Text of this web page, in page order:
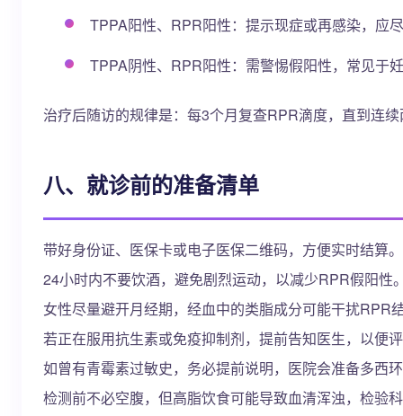
TPPA阳性、RPR阳性：提示现症或再感染，应
TPPA阴性、RPR阳性：需警惕假阳性，常见于
治疗后随访的规律是：每3个月复查RPR滴度，直到连
八、就诊前的准备清单
带好身份证、医保卡或电子医保二维码，方便实时结算。
24小时内不要饮酒，避免剧烈运动，以减少RPR假阳性
女性尽量避开月经期，经血中的类脂成分可能干扰RPR
若正在服用抗生素或免疫抑制剂，提前告知医生，以便
如曾有青霉素过敏史，务必提前说明，医院会准备多西
检测前不必空腹，但高脂饮食可能导致血清浑浊，检验